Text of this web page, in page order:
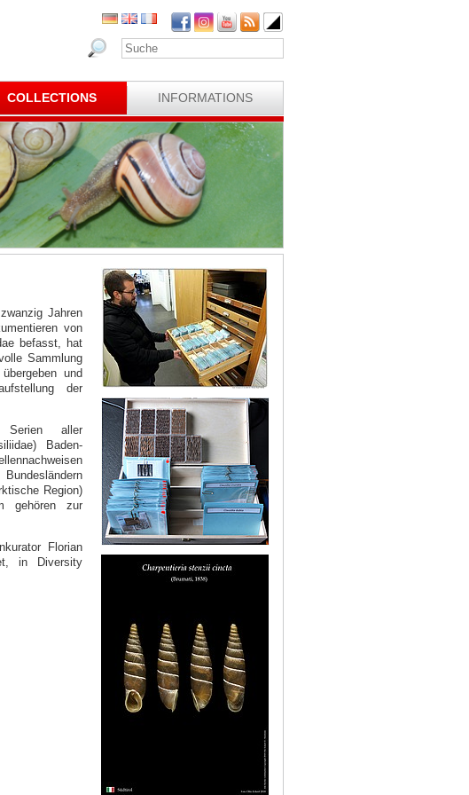
COLLECTIONS INFORMATIONS
Jahren
von
befasst, hat
Sammlung
und
der
aller
Baden-
Region)
gehören zur
Florian
in Diversity